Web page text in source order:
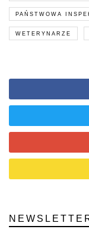
PAŃSTWOWA
WETERYNARZE